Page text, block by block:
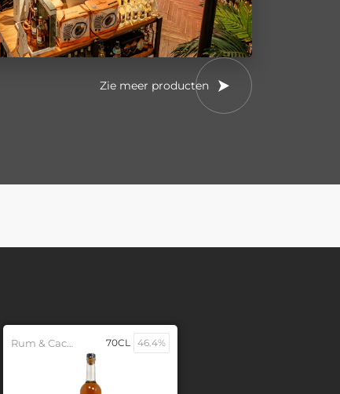
Zie meer producten
Rum & Cachaca 70CL 46.4%